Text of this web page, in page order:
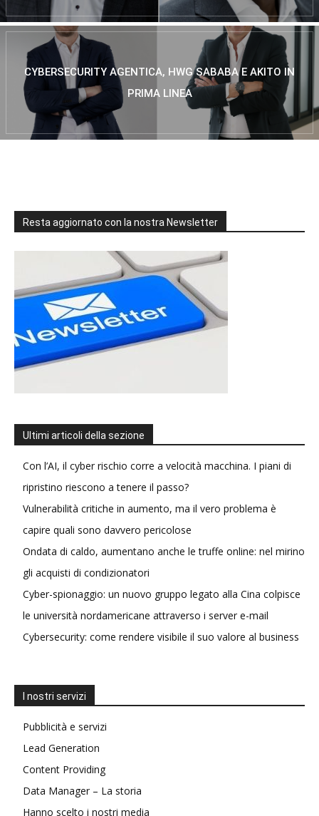
CYBERSECURITY AGENTICA, HWG SABABA E AKITO IN
PRIMA LINEA
Resta aggiornato con la nostra Newsletter
Ultimi articoli della sezione
Con l’AI, il cyber rischio corre a velocità macchina. I piani di
ripristino riescono a tenere il passo?
Vulnerabilità critiche in aumento, ma il vero problema è
capire quali sono davvero pericolose
Ondata di caldo, aumentano anche le truffe online: nel mirino
gli acquisti di condizionatori
Cyber-spionaggio: un nuovo gruppo legato alla Cina colpisce
le università nordamericane attraverso i server e-mail
Cybersecurity: come rendere visibile il suo valore al business
I nostri servizi
Pubblicità e servizi
Lead Generation
Content Providing
Data Manager – La storia
Hanno scelto i nostri media